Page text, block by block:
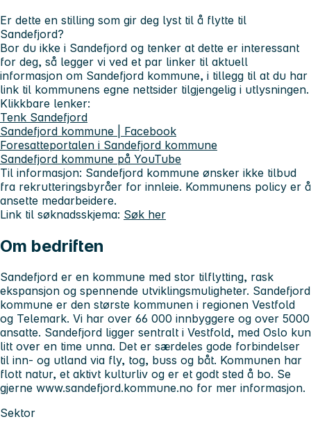
Er dette en stilling som gir deg lyst til å flytte til
Sandefjord?
Bor du ikke i Sandefjord og tenker at dette er interessant
for deg, så legger vi ved et par linker til aktuell
informasjon om Sandefjord kommune, i tillegg til at du har
link til kommunens egne nettsider tilgjengelig i utlysningen.
Klikkbare lenker:
Tenk Sandefjord
Sandefjord kommune | Facebook
Foresatteportalen i Sandefjord kommune
Sandefjord kommune på YouTube
Til informasjon: Sandefjord kommune ønsker ikke tilbud
fra rekrutteringsbyråer for innleie. Kommunens policy er å
ansette medarbeidere.
Link til søknadsskjema: Søk her
Om bedriften
Sandefjord er en kommune med stor tilflytting, rask
ekspansjon og spennende utviklingsmuligheter. Sandefjord
kommune er den største kommunen i regionen Vestfold
og Telemark. Vi har over 66 000 innbyggere og over 5000
ansatte. Sandefjord ligger sentralt i Vestfold, med Oslo kun
litt over en time unna. Det er særdeles gode forbindelser
til inn- og utland via fly, tog, buss og båt. Kommunen har
flott natur, et aktivt kulturliv og er et godt sted å bo. Se
gjerne www.sandefjord.kommune.no for mer informasjon.
Sektor